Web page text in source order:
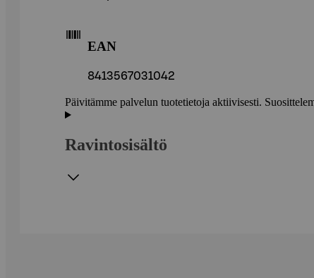
EAN
8413567031042
Päivitämme palvelun tuotetietoja aktiivisesti.
Ravintosisältö